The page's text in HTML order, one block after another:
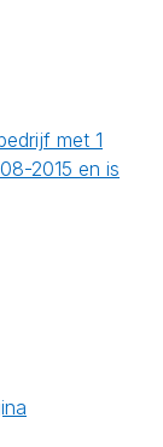
met 1
2015 en is